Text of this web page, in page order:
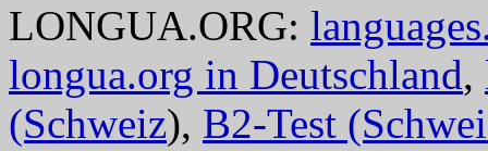
LONGUA.ORG:
longua.org in Deutschland,
(Schweiz), B2-Test